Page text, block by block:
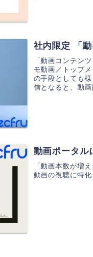
社内限定 「
「動画コンテン
モ動画／トップ
の手段としても
信となると、動
動画ポータル
「動画本数が増
動画の視聴に特